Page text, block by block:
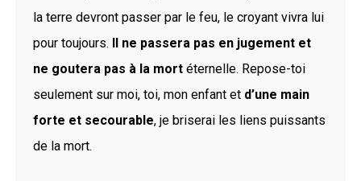
la terre devront passer par le feu, le croyant vivra lui
pour toujours. Il ne passera pas en jugement et
ne goutera pas à la mort éternelle. Repose-toi
seulement sur moi, toi, mon enfant et d’une main
forte et secourable, je briserai les liens puissants
de la mort.